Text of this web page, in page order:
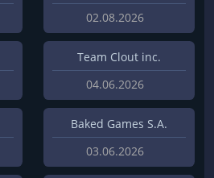
02.08.2026
Team Clout inc.
04.06.2026
Baked Games S.A.
03.06.2026